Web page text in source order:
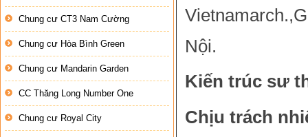
Chung cư CT3 Nam Cường
Chung cư Hòa Bình Green
Chung cư Mandarin Garden
CC Thăng Long Number One
Chung cư Royal City
Nội.
Kiến trúc sư
Chịu trách